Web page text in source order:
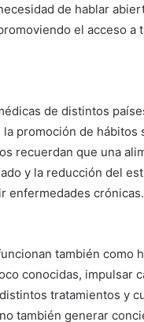
de hablar
el acceso a
de distintos
promoción de
recuerdan que una
y la reducción del
enfermedades crónicas.
también como
conocidas, impulsar
tratamientos y
también generar